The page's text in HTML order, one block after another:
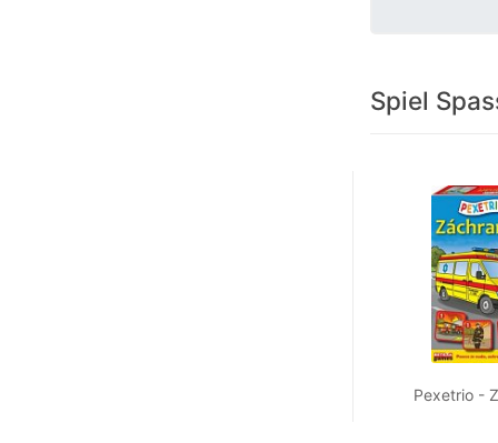
Spiel
Pexetrio -